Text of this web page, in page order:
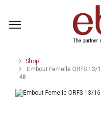
Shop
Embout Femelle ORFS 13/
48